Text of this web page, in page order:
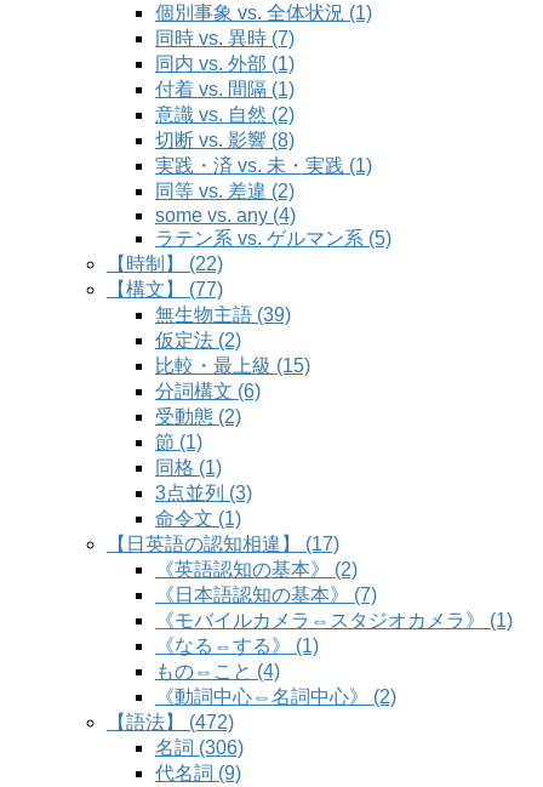
個別事象 vs. 全体状況 (1)
同時 vs. 異時 (7)
同内 vs. 外部 (1)
付着 vs. 間隔 (1)
意識 vs. 自然 (2)
切断 vs. 影響 (8)
実践・済 vs. 未・実践 (1)
同等 vs. 差違 (2)
some vs. any (4)
ラテン系 vs. ゲルマン系 (5)
【時制】 (22)
【構文】 (77)
無生物主語 (39)
仮定法 (2)
比較・最上級 (15)
分詞構文 (6)
受動態 (2)
節 (1)
同格 (1)
3点並列 (3)
命令文 (1)
【日英語の認知相違】 (17)
《英語認知の基本》 (2)
《日本語認知の基本》 (7)
《モバイルカメラ⇔スタジオカメラ》 (1)
《なる⇔する》 (1)
もの⇔こと (4)
《動詞中心⇔名詞中心》 (2)
【語法】 (472)
名詞 (306)
代名詞 (9)